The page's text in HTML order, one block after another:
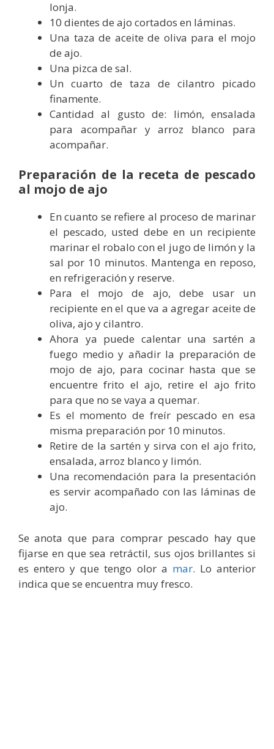
lonja.
10 dientes de ajo cortados en láminas.
Una taza de aceite de oliva para el mojo
de ajo.
Una pizca de sal.
Un cuarto de taza de cilantro picado
finamente.
Cantidad al gusto de: limón, ensalada
para acompañar y arroz blanco para
acompañar.
Preparación de la receta de pescado
al mojo de ajo
En cuanto se refiere al proceso de marinar
el pescado, usted debe en un recipiente
marinar el robalo con el jugo de limón y la
sal por 10 minutos. Mantenga en reposo,
en refrigeración y reserve.
Para el mojo de ajo, debe usar un
recipiente en el que va a agregar aceite de
oliva, ajo y cilantro.
Ahora ya puede calentar una sartén a
fuego medio y añadir la preparación de
mojo de ajo, para cocinar hasta que se
encuentre frito el ajo, retire el ajo frito
para que no se vaya a quemar.
Es el momento de freír pescado en esa
misma preparación por 10 minutos.
Retire de la sartén y sirva con el ajo frito,
ensalada, arroz blanco y limón.
Una recomendación para la presentación
es servir acompañado con las láminas de
ajo.
Se anota que para comprar pescado hay que
fijarse en que sea retráctil, sus ojos brillantes si
es entero y que tengo olor a mar. Lo anterior
indica que se encuentra muy fresco.